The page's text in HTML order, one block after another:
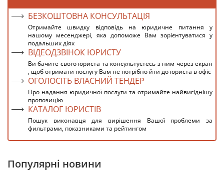
БЕЗКОШТОВНА КОНСУЛЬТАЦІЯ
Отримайте швидку відповідь на юридичне питання у
нашому месенджері, яка допоможе Вам зорієнтуватися у
подальших діях
ВІДЕОДЗВІНОК ЮРИСТУ
Ви бачите свого юриста та консультуєтесь з ним через екран
, щоб отримати послугу Вам не потрібно йти до юриста в офіс
ОГОЛОСІТЬ ВЛАСНИЙ ТЕНДЕР
Про надання юридичної послуги та отримайте найвигіднішу
пропозицію
КАТАЛОГ ЮРИСТІВ
Пошук виконавця для вирішення Вашої проблеми за
фильтрами, показниками та рейтингом
Популярні новини